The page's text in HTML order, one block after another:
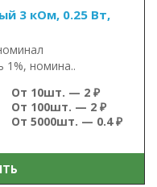
3 кОм, 0.25 Вт,
1%, номина..
От 10шт. — 2 ₽
От 100шт. — 2 ₽
От 5000шт. — 0.4 ₽